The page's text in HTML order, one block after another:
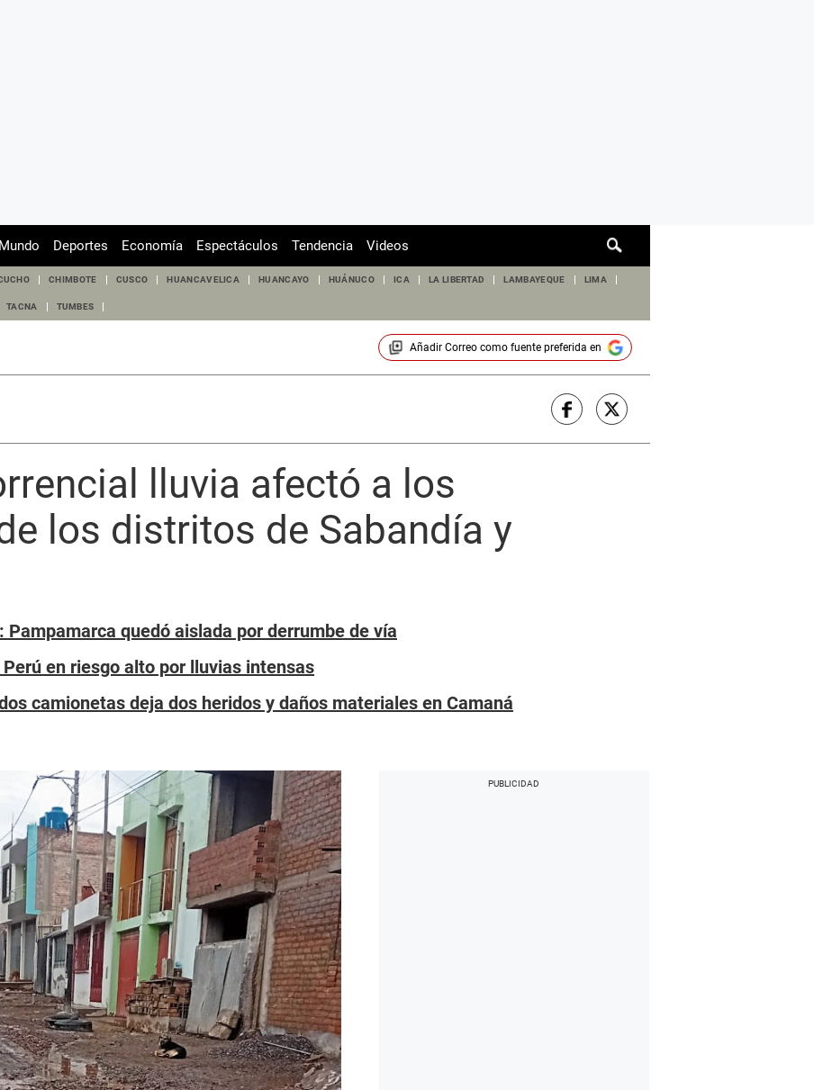
de
Mundo Deportes Economía Espectáculos Tendencia Videos
CHIMBOTE CUSCO HUANCAVELICA HUANCAYO HUÁNUCO ICA LA LIBERTAD LAMBAYEQUE LIMA
TACNA TUMBES
Añadir Correocomo fuente preferida en
lluvia afectó a los
los distritos de Sabandía y
Pampamarca quedó aislada por derrumbe de vía
en riesgo alto por lluvias intensas
camionetas deja dos heridos y daños materiales en Camaná